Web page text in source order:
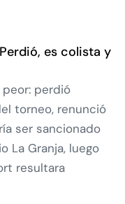
es colista y
perdió
torneo, renunció
ser sancionado
La Granja, luego
resultara